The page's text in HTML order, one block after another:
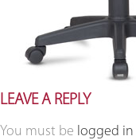
LEAVE A REPLY
You must be logged in